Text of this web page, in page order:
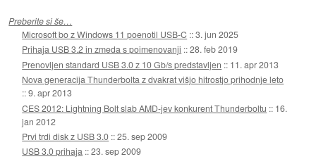
Preberite si še…
Microsoft bo z Windows 11 poenotil USB-C ::3. jun 2025
Prihaja USB 3.2 in zmeda s poimenovanji ::28. feb 2019
Prenovljen standard USB 3.0 z 10 Gb/s predstavljen :: 11. apr 2013
Nova generacija Thunderbolta z dvakrat višjo hitrostjo prihodnje leto
::9. apr 2013
CES 2012: Lightning Bolt slab AMD-jev konkurent Thunderboltu :: 16.
jan 2012
Prvi trdi disk z USB 3.0 ::25. sep 2009
USB 3.0 prihaja ::23. sep 2009